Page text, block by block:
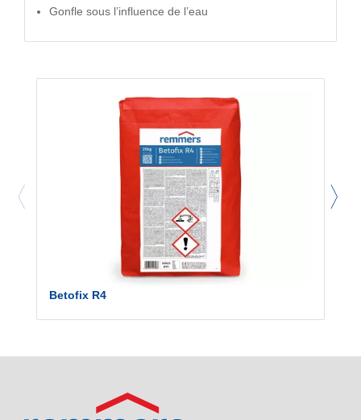
Gonfle sous l’influence de l’eau
Betofix R4